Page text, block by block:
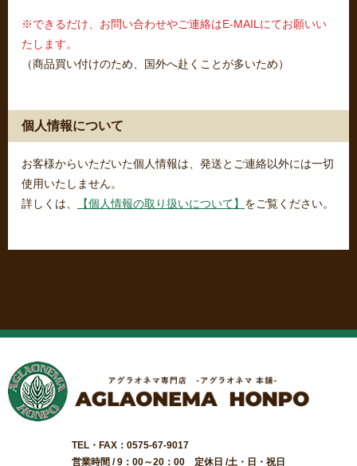
※できるだけ、お問い合わせやご連絡はE-MAILにてお願いい
たします。
（商品買い付けのため、国外へ赴くことが多いため）
個人情報について
お客様からいただいた個人情報は、発送とご連絡以外には一切
使用いたしません。
詳しくは、
【個人情報の取り扱いについて】 をご覧ください。
TEL・FAX：0575-67-9017
営業時間 / 9：00～20：00 定休日 /土・日・祝日